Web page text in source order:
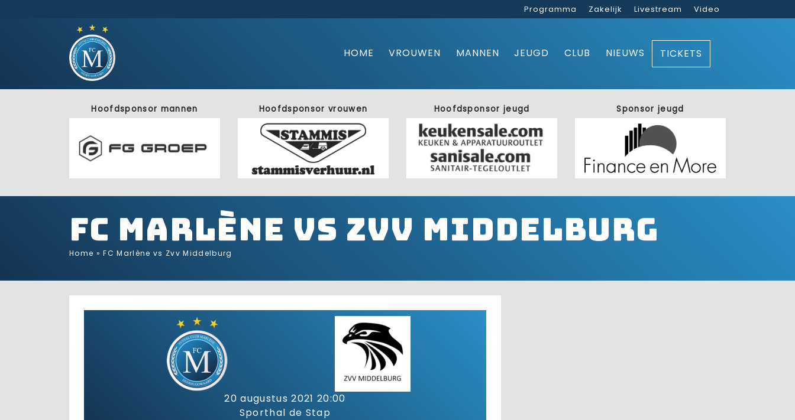
Programma Zakelijk Livestream Video
HOME VROUWEN MANNEN JEUGD CLUB NIEUWS TICKETS
Hoofdsponsor mannen Hoofdsponsor vrouwen Hoofdsponsor jeugd Sponsor jeugd
FC Marlène vs Zvv Middelburg
Home »FC Marlène vs Zvv Middelburg
20 augustus 2021 20:00
Sporthal de Stap